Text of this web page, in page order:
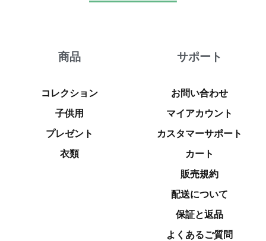
商品
コレクション
子供用
プレゼント
衣類
サポート
お問い合わせ
マイアカウント
カスタマーサポート
カート
販売規約
配送について
保証と返品
よくあるご質問